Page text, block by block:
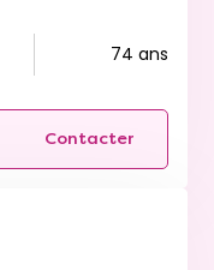
74 ans
Contacter